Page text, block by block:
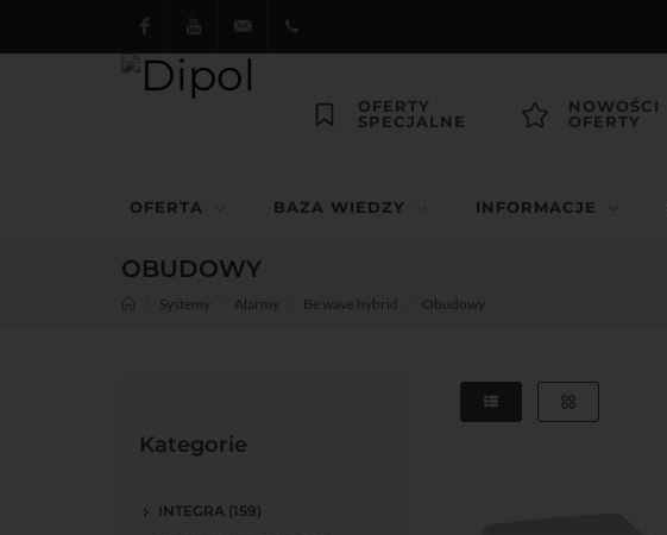
FacebookYoutubedipol@dipol.com.pl
OFERTY
SPECJALNE
NOWOŚCI
OFERTY
OFERTA BAZA WIEDZY INFORMACJE
OBUDOWY
Systemy Alarmy Be wave hybrid Obudowy
Kategorie
INTEGRA (159)